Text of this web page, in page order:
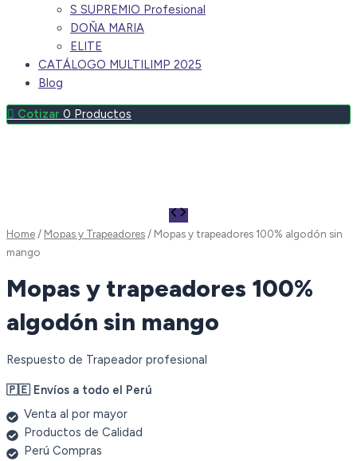
S SUPREMIO Profesional
DOÑA MARIA
ELITE
CATÁLOGO MULTILIMP 2025
Blog
0 Productos
Home / Mopas y Trapeadores / Mopas y trapeadores 100% algodón sin
mango
Mopas y trapeadores 100%
algodón sin mango
Respuesto de Trapeador profesional
🇵🇪 Envíos a todo el Perú
Venta al por mayor
Productos de Calidad
Perú Compras